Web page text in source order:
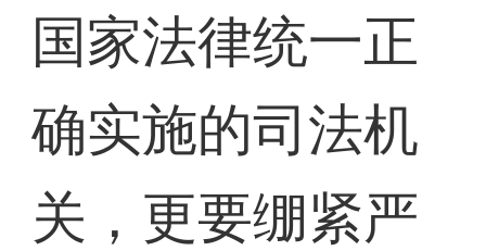
国家法律统一正
确实施的司法机
关，更要绷紧严